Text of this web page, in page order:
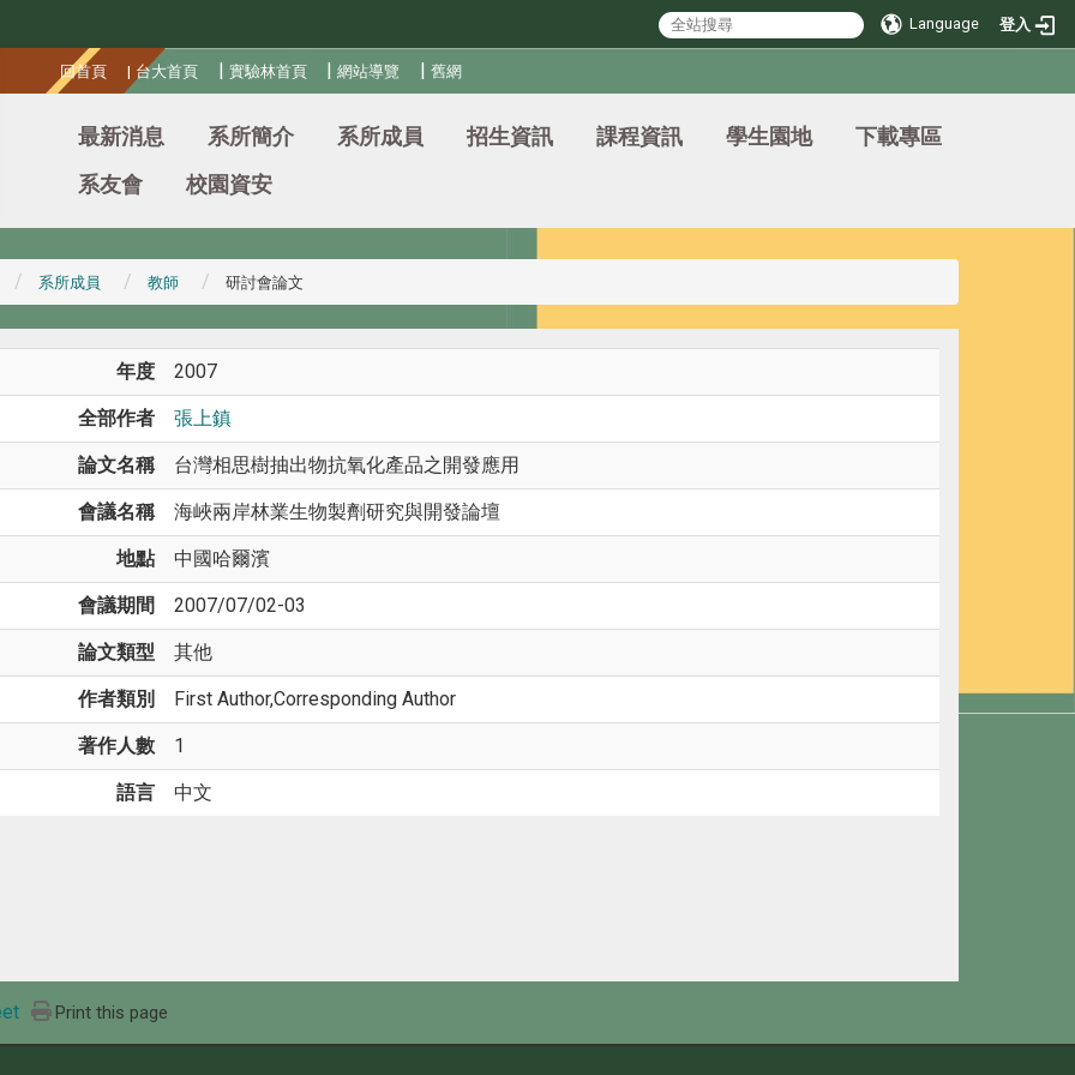
Language 登入
回首頁 | 台大首頁 | 實驗林首頁 |網站導覽 |舊網
最新消息 系所簡介 系所成員 招生資訊 課程資訊 學生園地
下載專區
系友會
校園資安
系所成員 教師 研討會論文
年度 2007
全部作者 張上鎮
論文名稱 台灣相思樹抽出物抗氧化產品之開發應用
會議名稱 海峽兩岸林業生物製劑研究與開發論壇
地點 中國哈爾濱
會議期間 2007/07/02-03
論文類型 其他
作者類別 First Author,Corresponding Author
著作人數 1
語言 中文
Print this page